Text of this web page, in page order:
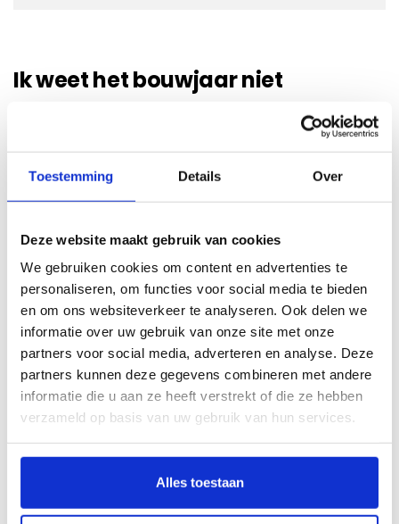
Toestemming Details Over
Deze website maakt gebruik van cookies
We gebruiken cookies om content en advertenties te
personaliseren, om functies voor social media te bieden
en om ons websiteverkeer te analyseren. Ook delen we
informatie over uw gebruik van onze site met onze
partners voor social media, adverteren en analyse. Deze
partners kunnen deze gegevens combineren met andere
informatie die u aan ze heeft verstrekt of die ze hebben
verzameld op basis van uw gebruik van hun services.
Alles toestaan
Ik weet het bouwjaar niet
Als u het bouwjaar niet weet van uw auto kunt u hier
Bel:085 273 48 25 (lokaal tarief)